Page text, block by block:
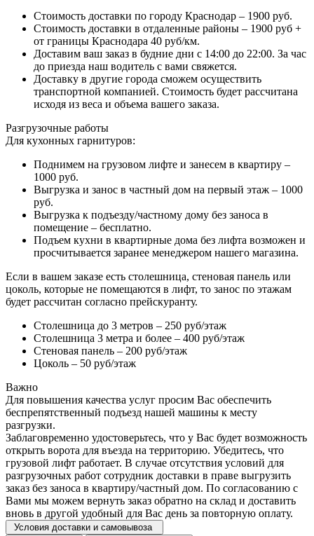
Стоимость доставки по городу Краснодар – 1900 руб.
Стоимость доставки в отдаленные районы – 1900 руб +
от границы Краснодара 40 руб/км.
Доставим ваш заказ в будние дни с 14:00 до 22:00. За час
до приезда наш водитель с вами свяжется.
Доставку в другие города сможем осуществить
транспортной компанией. Стоимость будет рассчитана
исходя из веса и объема вашего заказа.
Разгрузочные работы
Для кухонных гарнитуров:
Поднимем на грузовом лифте и занесем в квартиру –
1000 руб.
Выгрузка и занос в частный дом на первый этаж – 1000
руб.
Выгрузка к подъезду/частному дому без заноса в
помещение – бесплатно.
Подъем кухни в квартирные дома без лифта возможен и
просчитывается заранее менеджером нашего магазина.
Если в вашем заказе есть столешница, стеновая панель или
цоколь, которые не помещаются в лифт, то занос по этажам
будет рассчитан согласно прейскуранту.
Столешница до 3 метров – 250 руб/этаж
Столешница 3 метра и более – 400 руб/этаж
Стеновая панель – 200 руб/этаж
Цоколь – 50 руб/этаж
Важно
Для повышения качества услуг просим Вас обеспечить
беспрепятственный подъезд нашей машины к месту
разгрузки.
Заблаговременно удостоверьтесь, что у Вас будет возможность
открыть ворота для въезда на территорию. Убедитесь, что
грузовой лифт работает. В случае отсутствия условий для
разгрузочных работ сотрудник доставки в праве выгрузить
заказ без заноса в квартиру/частный дом. По согласованию с
Вами мы можем вернуть заказ обратно на склад и доставить
вновь в другой удобный для Вас день за повторную оплату.
Условия доставки и самовывоза